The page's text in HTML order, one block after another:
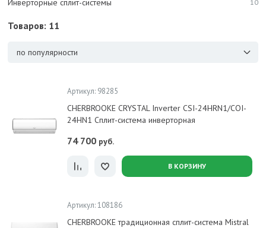
Инверторные сплит-системы 10
Товаров: 11
по популярности
Артикул: 98285
CHERBROOKE CRYSTAL Inverter CSI-24HRN1/COI-
24HN1 Сплит-система инверторная
74 700 руб.
В КОРЗИНУ
Артикул: 108186
CHERBROOKE традиционная сплит-система Mistral